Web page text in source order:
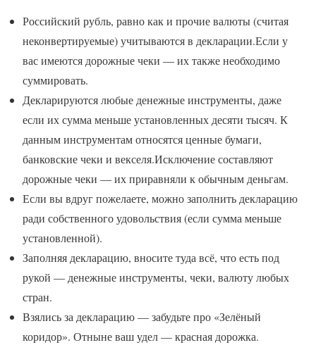
Российский рубль, равно как и прочие валюты (считая
неконвертируемые) учитываются в декларации.Если у
вас имеются дорожные чеки — их также необходимо
суммировать.
Декларируются любые денежные инструменты, даже
если их сумма меньше установленных десяти тысяч. К
данным инструментам относятся ценные бумаги,
банковские чеки и векселя.Исключение составляют
дорожные чеки — их приравняли к обычным деньгам.
Если вы вдруг пожелаете, можно заполнить декларацию
ради собственного удовольствия (если сумма меньше
установленной).
Заполняя декларацию, вносите туда всё, что есть под
рукой — денежные инструменты, чеки, валюту любых
стран.
Взялись за декларацию — забудьте про «Зелёный
коридор». Отныне ваш удел — красная дорожка.